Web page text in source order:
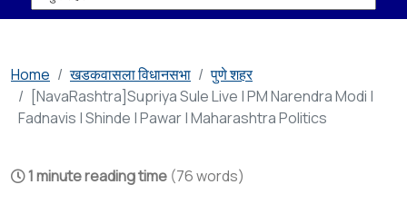
Home खडकवासला विधानसभा
पुणे शहर
[NavaRashtra]Supriya Sule Live | PM Narendra Modi |
Fadnavis | Shinde | Pawar | Maharashtra Politics
1 minute reading time (76 words)